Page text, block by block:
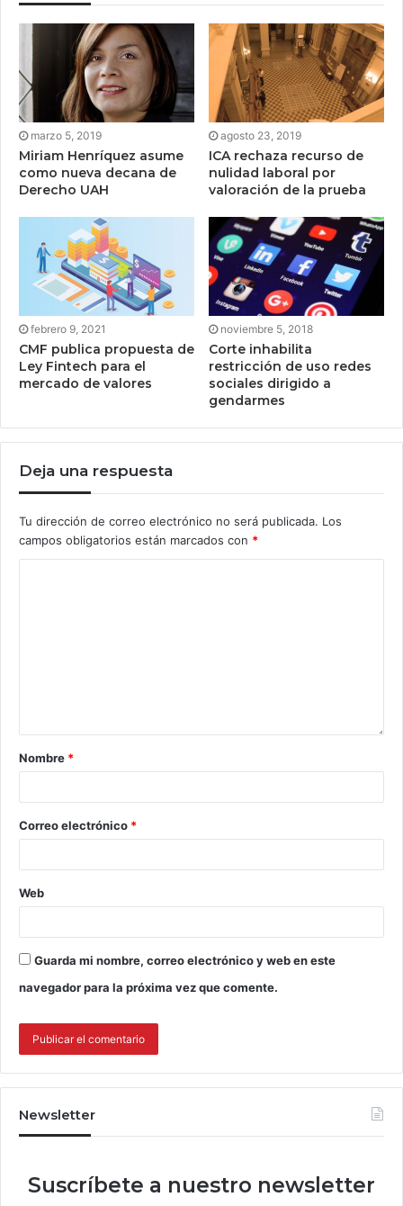
marzo 5, 2019
Miriam Henríquez asume
como nueva decana de
Derecho UAH
agosto 23, 2019
ICA rechaza recurso de
nulidad laboral por
valoración de la prueba
febrero 9, 2021
CMF publica propuesta de
Ley Fintech para el
mercado de valores
noviembre 5, 2018
Corte inhabilita
restricción de uso redes
sociales dirigido a
gendarmes
Deja una respuesta
Tu dirección de correo electrónico no será publicada. Los
campos obligatorios están marcados con *
Nombre *
Correo electrónico *
Web
Guarda mi nombre, correo electrónico y web en este
navegador para la próxima vez que comente.
Newsletter
Suscríbete a nuestro newsletter